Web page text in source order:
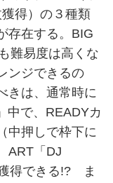
得）の３種類
存在する。BIG
難易度は高くな
ンジできるの
きは、通常時に
中で、READYカ
中押しで枠下に
ART「DJ
得できる!? ま